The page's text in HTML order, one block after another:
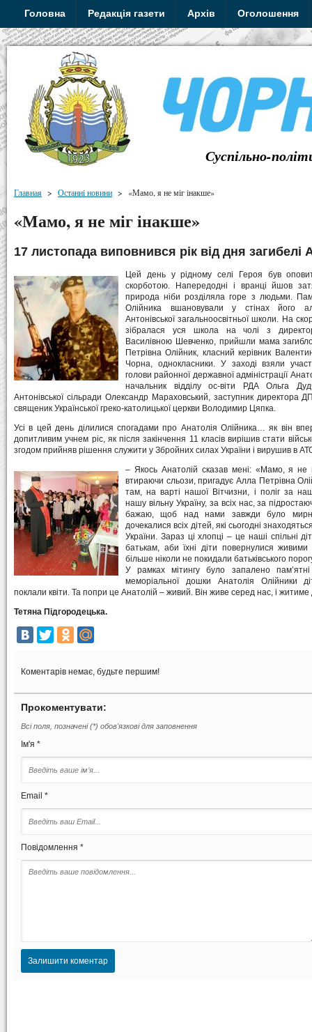
Головна Редакція газети Архів Оголошення
Суспільно-
Главная > Останні новини > «Мамо, я не міг інакше»
«Мамо, я не міг інакше»
17 листопада виповнився рік від дня загибелі
Цей день у рідному селі Героя був
скорботою. Напередодні і вранці йшов
природа ніби розділяла горе з людьми.
Олійника вшановували у стінах його
Антонівської загальноосвітньої школи. На
зібралася уся школа на чолі з
Василівною Шевченко, прийшли мама
Петрівна Олійник, класний керівник
Чорна, однокласники. У заході взяли
голови районної державної адміністрації
начальник відділу ос-віти РДА Ольга
Антонівської сільради Олександр Мараховський, заступник директора
священик Української греко-католицької церкви Володимир Цяпка.
Усі в цей день ділилися спогадами про Анатолія Олійника… як він
допитливим учнем ріс, як після закінчення 11 класів вирішив стати
згодом прийняв рішення служити у Збройних силах України і вирушив в
– Якось Анатолій сказав мені: «Мамо, я не
втираючи сльози, пригадує Алла Петрівна
там, на варті нашої Вітчизни, і поліг за
нашу вільну Україну, за всіх нас, за
бажаю, щоб над нами завжди було
дочекалися всіх дітей, які сьогодні
України. Зараз ці хлопці – це наші спільні
батькам, аби їхні діти повернулися живими
більше ніколи не покидали батьківського
У рамках мітингу було запалено
меморіальної дошки Анатолія Олійники
поклали квіти. Та попри це Анатолій – живий. Він живе серед нас, і
Тетяна Підгородецька.
Коментарів немає, будьте першим!
Прокоментувати:
Всі поля, позначені (*) обов'язкові для заповнення
Ім'я *
Email *
Повідомлення *